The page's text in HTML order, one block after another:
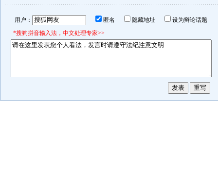
用户： 匿名 隐藏地址
设为辩论话题
*搜狗拼音输入法，中文处理专家>>